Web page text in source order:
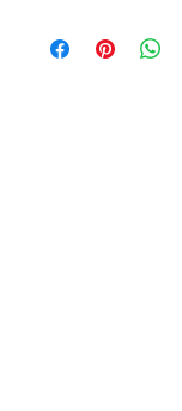
란 100일 이내에 발